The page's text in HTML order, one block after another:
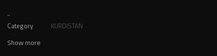
..
Category KURDISTAN
Show more